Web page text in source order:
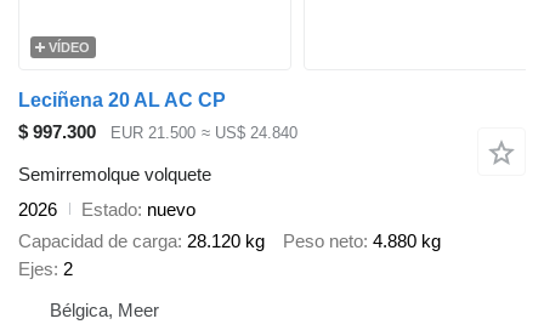
VÍDEO
Leciñena 20 AL AC CP
$ 997.300
EUR 21.500 ≈ US$ 24.840
Semirremolque volquete
2026
Estado nuevo
Capacidad de carga 28.120 kg Peso neto 4.880 kg
Ejes 2
Bélgica, Meer